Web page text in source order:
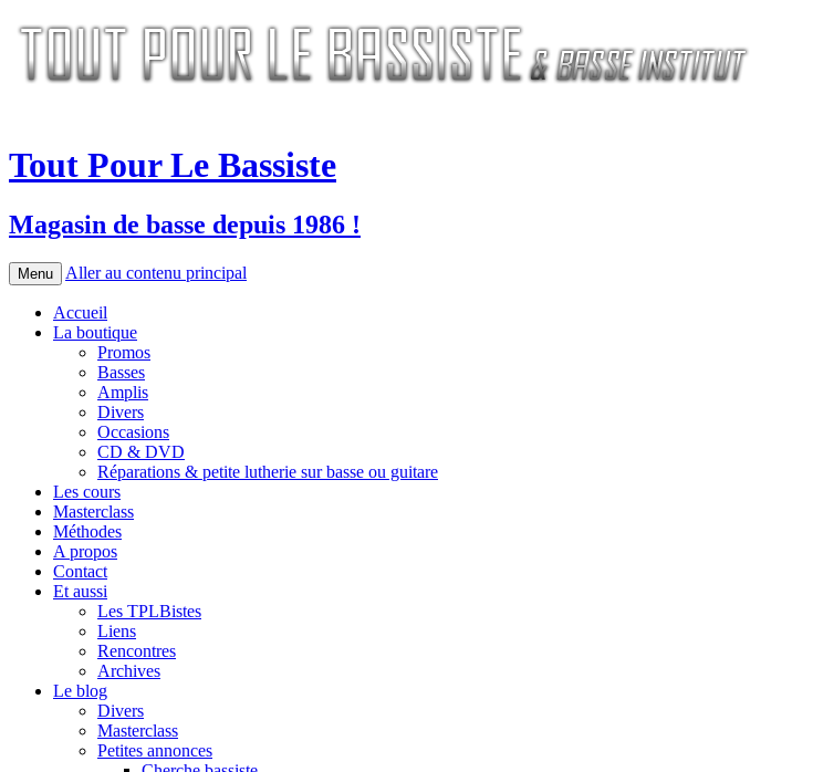
Tout Pour Le Bassiste
Magasin de basse depuis 1986 !
Menu Aller au contenu principal
Accueil
La boutique
Promos
Basses
Amplis
Divers
Occasions
CD & DVD
Réparations & petite lutherie sur basse ou guitare
Les cours
Masterclass
Méthodes
A propos
Contact
Et aussi
Les TPLBistes
Liens
Rencontres
Archives
Le blog
Divers
Masterclass
Petites annonces